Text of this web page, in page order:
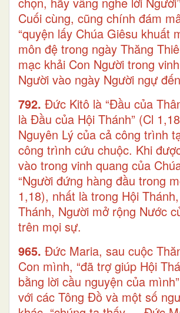
Cuối cùng, cũng chính đám
“quyện lấy Chúa Giêsu khuất
môn đệ trong ngày Thăng
mạc khải Con Người trong
Người vào ngày Người ngự đến
792. Đức Kitô là “Đầu của
là Đầu của Hội Thánh” (Cl
Nguyên Lý của cả công trình
công trình cứu chuộc. Khi
vào trong vinh quang của
“Người đứng hàng đầu trong
1,18), nhất là trong Hội
Thánh, Người mở rộng Nước
trên mọi sự.
965. Đức Maria, sau cuộc
Con mình, “đã trợ giúp Hội
bằng lời cầu nguyện của mình”
với các Tông Đồ và một số